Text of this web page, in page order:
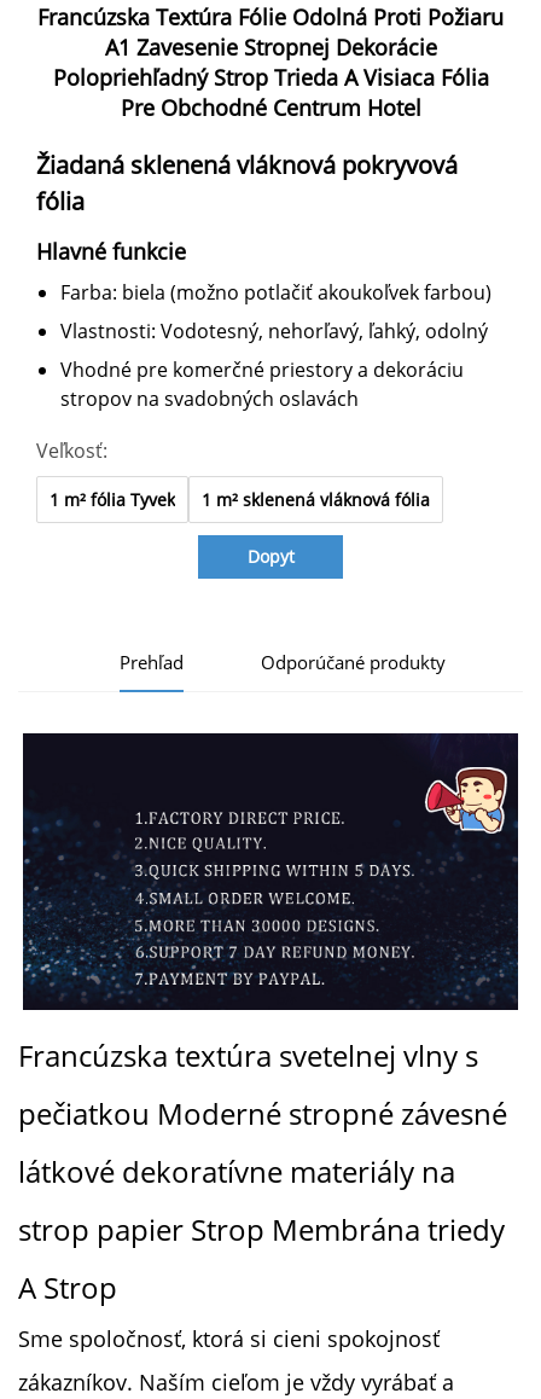
Francúzska Textúra Fólie Odolná Proti Požiaru
A1 Zavesenie Stropnej Dekorácie
Polopriehľadný Strop Trieda A Visiaca Fólia
Pre Obchodné Centrum Hotel
Žiadaná sklenená vláknová pokryvová
fólia
Hlavné funkcie
Farba: biela (možno potlačiť akoukoľvek farbou)
Vlastnosti: Vodotesný, nehorľavý, ľahký, odolný
Vhodné pre komerčné priestory a dekoráciu
stropov na svadobných oslavách
Veľkosť:
1 m² fólia Tyvek 1 m² sklenená vláknová fólia
Dopyt
Prehľad Odporúčané produkty
Francúzska textúra svetelnej vlny s
pečiatkou Moderné stropné závesné
látkové dekoratívne materiály na
strop papier Strop Membrána triedy
A Strop
Sme spoločnosť, ktorá si cieni spokojnosť
zákazníkov. Naším cieľom je vždy vyrábať a